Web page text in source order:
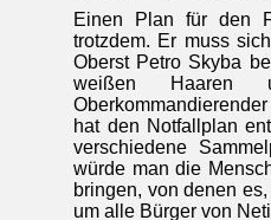
Einen Plan für den
trotzdem. Er muss
Oberst Petro Skyba
weißen
hat den Notfallplan
verschiedene
würde man die
bringen, von denen
um alle Bürger von